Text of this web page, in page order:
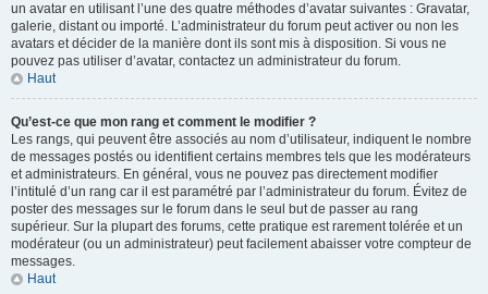
un avatar en utilisant l’une des quatre méthodes d’avatar suivantes : Gravatar,
galerie, distant ou importé. L’administrateur du forum peut activer ou non les
avatars et décider de la manière dont ils sont mis à disposition. Si vous ne
pouvez pas utiliser d’avatar, contactez un administrateur du forum.
Haut
Qu’est-ce que mon rang et comment le modifier ?
Les rangs, qui peuvent être associés au nom d’utilisateur, indiquent le nombre
de messages postés ou identifient certains membres tels que les modérateurs
et administrateurs. En général, vous ne pouvez pas directement modifier
l’intitulé d’un rang car il est paramétré par l’administrateur du forum. Évitez de
poster des messages sur le forum dans le seul but de passer au rang
supérieur. Sur la plupart des forums, cette pratique est rarement tolérée et un
modérateur (ou un administrateur) peut facilement abaisser votre compteur de
messages.
Haut